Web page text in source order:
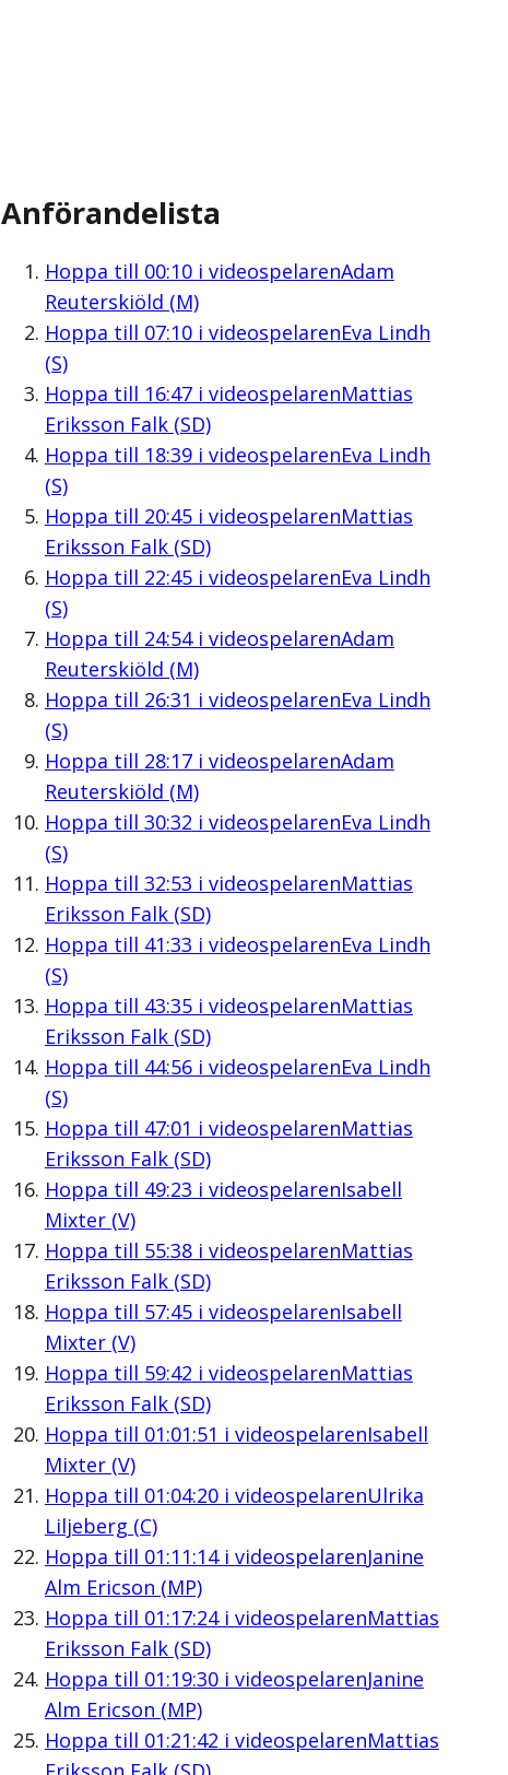
Anförandelista
Hoppa till 00:10i videospelarenAdam
Reuterskiöld (M)
Hoppa till 07:10i videospelarenEva Lindh
(S)
Hoppa till 16:47i videospelarenMattias
Eriksson Falk (SD)
Hoppa till 18:39i videospelarenEva Lindh
(S)
Hoppa till 20:45i videospelarenMattias
Eriksson Falk (SD)
Hoppa till 22:45i videospelarenEva Lindh
(S)
Hoppa till 24:54i videospelarenAdam
Reuterskiöld (M)
Hoppa till 26:31 i videospelarenEva Lindh
(S)
Hoppa till 28:17i videospelarenAdam
Reuterskiöld (M)
Hoppa till 30:32 i videospelarenEva Lindh
(S)
Hoppa till 32:53 i videospelarenMattias
Eriksson Falk (SD)
Hoppa till 41:33 i videospelarenEva Lindh
(S)
Hoppa till 43:35i videospelarenMattias
Eriksson Falk (SD)
Hoppa till 44:56i videospelarenEva Lindh
(S)
Hoppa till 47:01 i videospelarenMattias
Eriksson Falk (SD)
Hoppa till 49:23 i videospelarenIsabell
Mixter (V)
Hoppa till 55:38i videospelarenMattias
Eriksson Falk (SD)
Hoppa till 57:45i videospelarenIsabell
Mixter (V)
Hoppa till 59:42 i videospelarenMattias
Eriksson Falk (SD)
Hoppa till 01:01:51 i videospelarenIsabell
Mixter (V)
Hoppa till 01:04:20i videospelarenUlrika
Liljeberg (C)
Hoppa till 01:11:14i videospelarenJanine
Alm Ericson (MP)
Hoppa till 01:17:24i videospelarenMattias
Eriksson Falk (SD)
Hoppa till 01:19:30i videospelarenJanine
Alm Ericson (MP)
Hoppa till 01:21:42 i videospelarenMattias